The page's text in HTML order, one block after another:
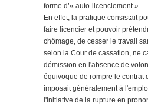
forme d’« auto-licenciement ».
En effet, la pratique consistait
faire licencier et pouvoir
chômage, de cesser le travail
selon la Cour de cassation, ne
démission en l'absence de
équivoque de rompre le contrat
imposait généralement à
l'initiative de la rupture en